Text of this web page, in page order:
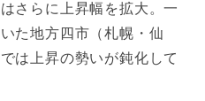
さらに上昇幅を拡大。一
た地方四市（札幌・仙
は上昇の勢いが鈍化して